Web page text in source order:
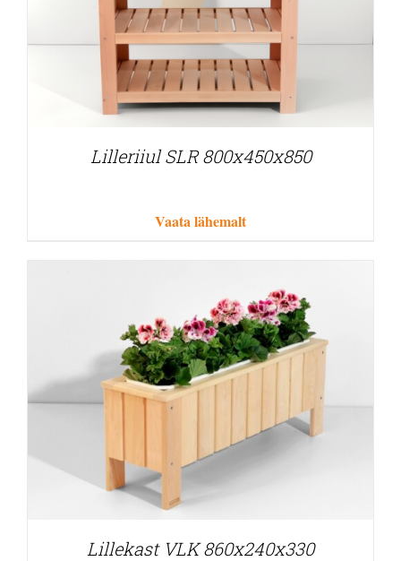
Lilleriiul SLR 800x450x850
Vaata lähemalt
Lillekast VLK 860x240x330